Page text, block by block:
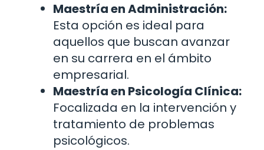
Maestría en Administración:
Esta opción es ideal para
aquellos que buscan avanzar
en su carrera en el ámbito
empresarial.
Maestría en Psicología Clínica:
Focalizada en la intervención y
tratamiento de problemas
psicológicos.